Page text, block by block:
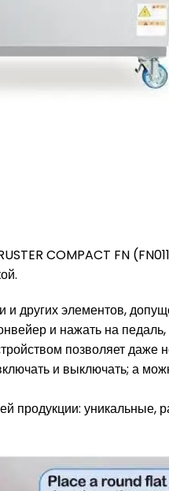
COMPACT FN
и других элементов,
и нажать на
позволяет
и выключать; а
продукции: